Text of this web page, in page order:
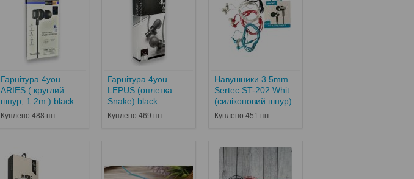
Гарнітура 4you
ARIES ( круглий
шнур, 1.2m ) black
Куплено 488 шт.
Гарнітура 4you
LEPUS (оплетка
Snake) black
Куплено 469 шт.
Навушники 3.5mm
Sertec ST-202 White
(силіконовий шнур)
Куплено 451 шт.